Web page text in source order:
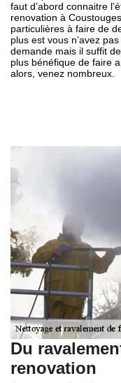
faut d’abord connaitre
renovation à
particulières à faire de
plus est vous n’avez
demande mais il suffit
plus bénéfique de faire
alors, venez nombreux.
Du
renovation